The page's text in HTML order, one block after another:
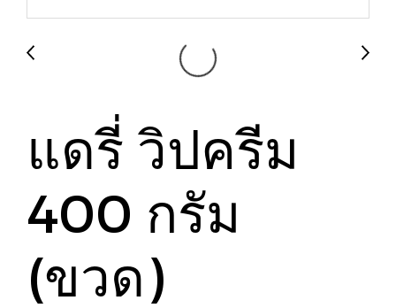
แดรี่ วิปครีม
400 กรัม
(ขวด)